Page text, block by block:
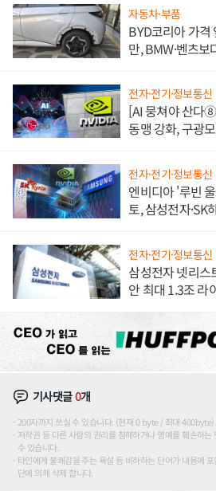
자동차·부품
BYD코리아 가격
만, BMW·벤츠
전자·전기·정보통신
[AI 뭉쳐야 산다
동맹 강화, 구광
전자·전기·정보통신
엔비디아 '루빈
토, 삼성전자·SK
전자·전기·정보통신
삼성전자 넷리스
안 최대 1.3조 라
기사댓글0개
200자까지 쓰실 수 있습니다. (현재 0 byte / 최대 400byte)
저작권 등 다른 사람의 권리를 침해하거나 명예를 훼손하
수 있습니다.
타인에게 불쾌감을 주는 욕설 등 비하하는 단어가 내용에
단에 의해 삭제 합니다.